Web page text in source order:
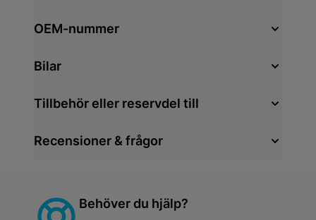
OEM-nummer
Bilar
Tillbehör eller reservdel till
Recensioner & frågor
Behöver du hjälp?